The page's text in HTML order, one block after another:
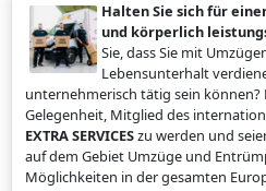
Halten Sie sich für
und körperlich
Sie, dass Sie mit
Lebensunterhalt
unternehmerisch tätig sein können?
Gelegenheit, Mitglied des
EXTRA SERVICESzu werden und
auf dem Gebiet Umzüge und
Möglichkeiten in der gesamten